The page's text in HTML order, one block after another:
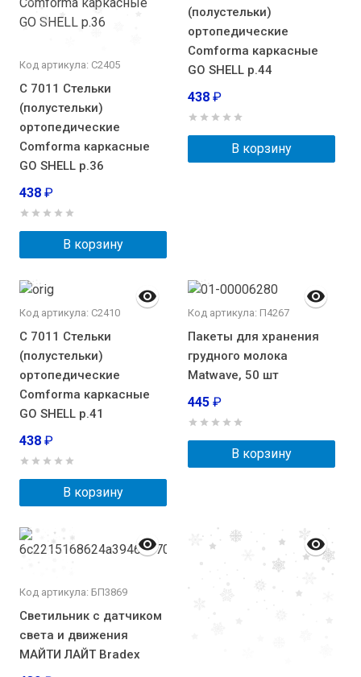
Код артикула: С2405
С 7011 Стельки
(полустельки)
ортопедические
Comforma каркасные
GO SHELL р.36
438 ₽
В корзину
(полустельки)
ортопедические
Comforma каркасные
GO SHELL р.44
438 ₽
В корзину
Код артикула: С2410
С 7011 Стельки
(полустельки)
ортопедические
Comforma каркасные
GO SHELL р.41
438 ₽
В корзину
Код артикула: П4267
Пакеты для хранения
грудного молока
Matwave, 50 шт
445 ₽
В корзину
Код артикула: БП3869
Светильник с датчиком
света и движения
МАЙТИ ЛАЙТ Bradex